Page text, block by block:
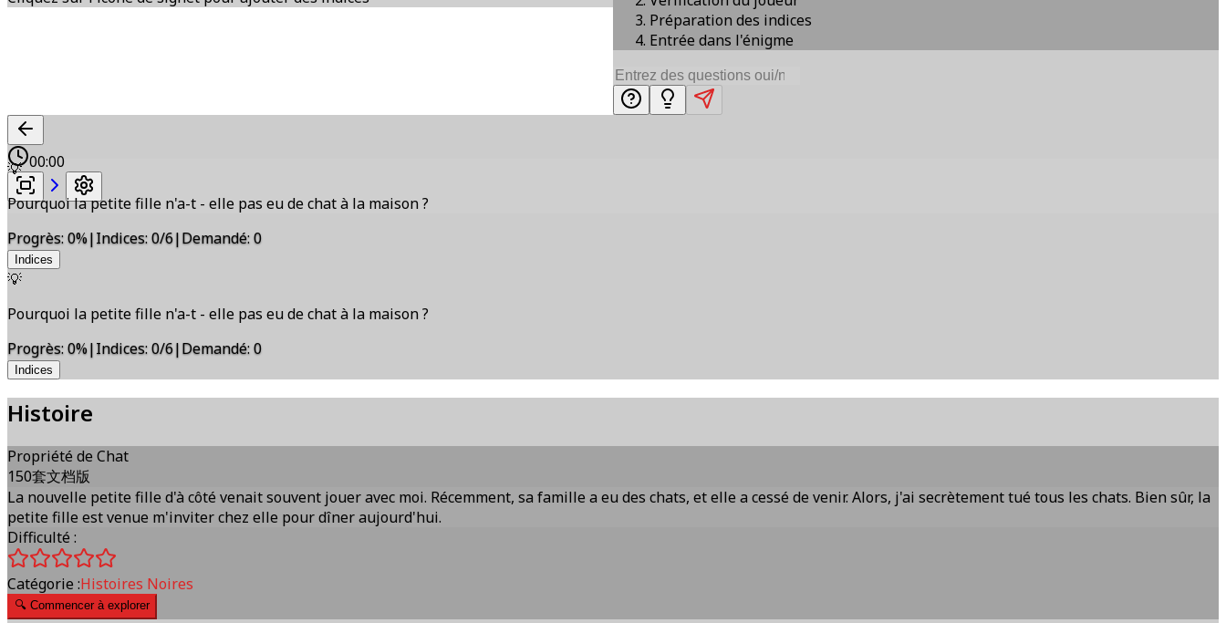
Préparation des indices
Entrée dans l'énigme
00:00
💡
Pourquoi la petite fille n'a-t - elle pas eu de chat à la maison ?
Progrès:0%|Indices:0/6|Demandé:0
Indices
💡
Pourquoi la petite fille n'a-t - elle pas eu de chat à la maison ?
Progrès:0%|Indices:0/6|Demandé:0
Indices
Histoire
Propriété de Chat
150套文档版
La nouvelle petite fille d'à côté venait souvent jouer avec moi. Récemment, sa famille a eu des chats, et elle a cessé de venir. Alors, j'ai secrètement tué tous les chats. Bien sûr, la
petite fille est venue m'inviter chez elle pour dîner aujourd'hui.
Difficulté :
Catégorie :Histoires Noires
🔍 Commencer à explorer